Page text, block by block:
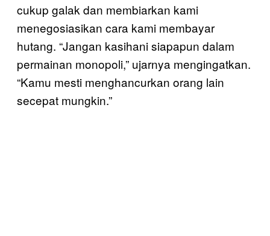
cukup galak dan membiarkan kami
menegosiasikan cara kami membayar
hutang. “Jangan kasihani siapapun dalam
permainan monopoli,” ujarnya mengingatkan.
“Kamu mesti menghancurkan orang lain
secepat mungkin.”